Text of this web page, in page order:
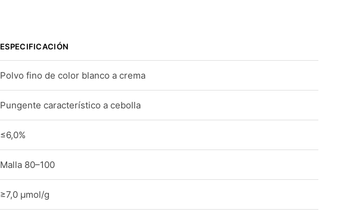
ESPECIFICACIÓN
Polvo fino de color blanco a crema
Pungente característico a cebolla
≤6,0%
Malla 80–100
≥7,0 μmol/g